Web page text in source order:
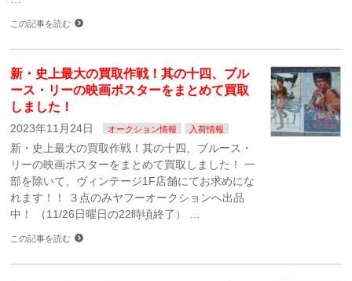
この記事を読む
新・史上最大の買取作戦！其の十四、ブル
ース・リーの映画ポスターをまとめて買取
しました！
2023年11月24日 オークション情報 入荷情報
新・史上最大の買取作戦！其の十四、ブルース・
リーの映画ポスターをまとめて買取しました！ 一
部を除いて、ヴィンテージ1F店舗にてお求めにな
れます！！ ３点のみヤフーオークションへ出品
中！ （11/26日曜日の22時頃終了） …
この記事を読む